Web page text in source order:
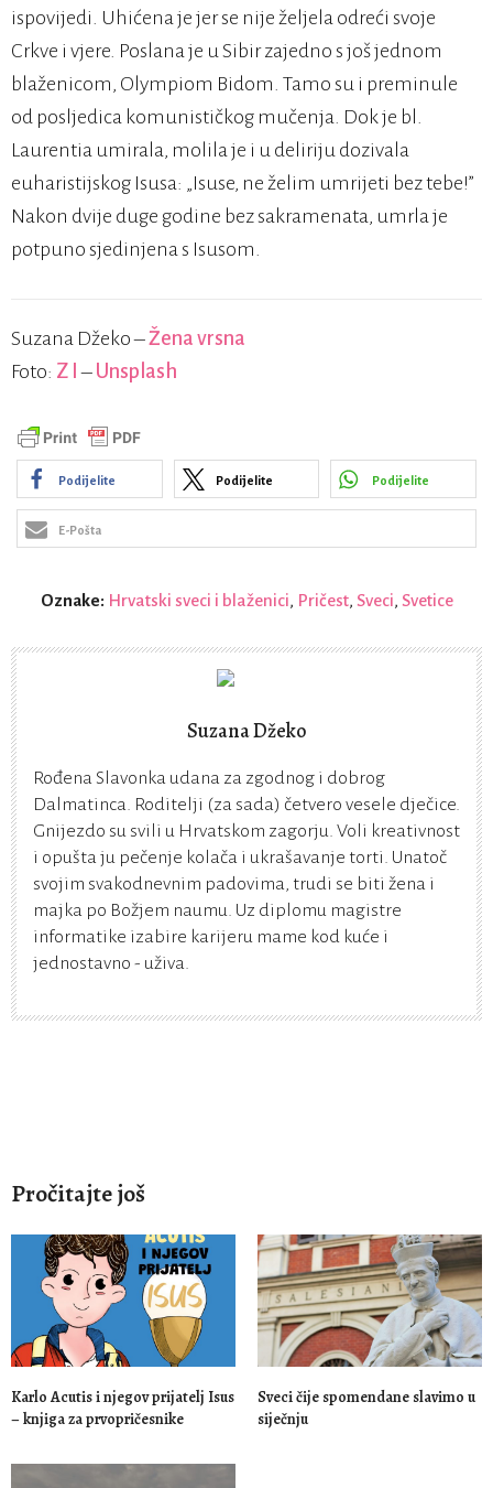
ispovijedi. Uhićena je jer se nije željela odreći svoje
Crkve i vjere. Poslana je u Sibir zajedno s još jednom
blaženicom, Olympiom Bidom. Tamo su i preminule
od posljedica komunističkog mučenja. Dok je bl.
Laurentia umirala, molila je i u deliriju dozivala
euharistijskog Isusa: „Isuse, ne želim umrijeti bez tebe!”
Nakon dvije duge godine bez sakramenata, umrla je
potpuno sjedinjena s Isusom.
Suzana Džeko –Žena vrsna
Foto: Z I – Unsplash
Podijelite Podijelite Podijelite
E-Pošta
Oznake: Hrvatski sveci i blaženici, Pričest, Sveci, Svetice
Suzana Džeko
Rođena Slavonka udana za zgodnog i dobrog
Dalmatinca. Roditelji (za sada) četvero vesele dječice.
Gnijezdo su svili u Hrvatskom zagorju. Voli kreativnost
i opušta ju pečenje kolača i ukrašavanje torti. Unatoč
svojim svakodnevnim padovima, trudi se biti žena i
majka po Božjem naumu. Uz diplomu magistre
informatike izabire karijeru mame kod kuće i
jednostavno - uživa.
Pročitajte još
Karlo Acutis i njegov prijatelj Isus
– knjiga za prvopričesnike
Sveci čije spomendane slavimo u
siječnju